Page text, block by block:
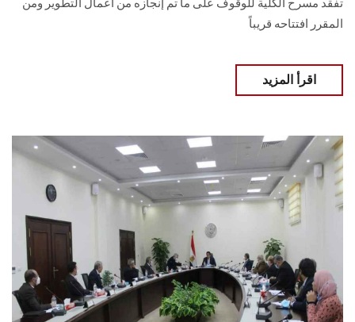
تفقد مسرح الكلية للوقوف على ما تم إنجازه من اعمال التطوير ومن
المقرر افتتاحه قريباً
اقرأ المزيد